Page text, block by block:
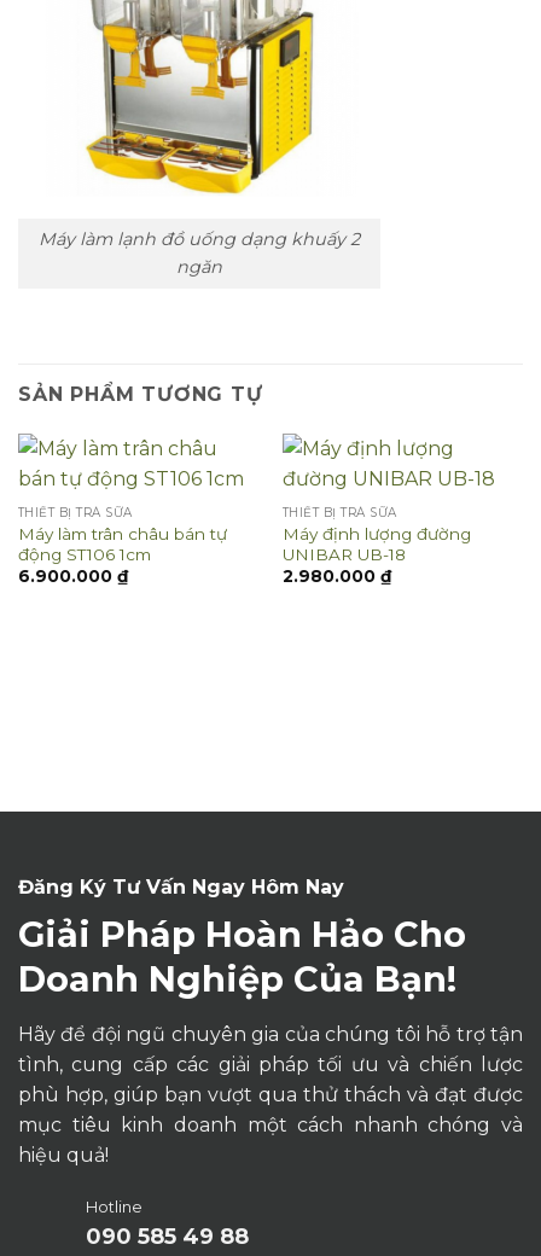
Máy làm lạnh đồ uống dạng khuấy 2
ngăn
SẢN PHẨM TƯƠNG TỰ
THIẾT BỊ TRÀ SỮA
Máy làm trân châu bán tự
động ST106 1cm
6.900.000 ₫
THIẾT BỊ TRÀ SỮA
Máy định lượng đường
UNIBAR UB-18
2.980.000 ₫
Đăng Ký Tư Vấn Ngay Hôm Nay
Giải Pháp Hoàn Hảo Cho
Doanh Nghiệp Của Bạn!
Hãy để đội ngũ chuyên gia của chúng tôi hỗ trợ tận
tình, cung cấp các giải pháp tối ưu và chiến lược
phù hợp, giúp bạn vượt qua thử thách và đạt được
mục tiêu kinh doanh một cách nhanh chóng và
hiệu quả!
Hotline
090 585 49 88